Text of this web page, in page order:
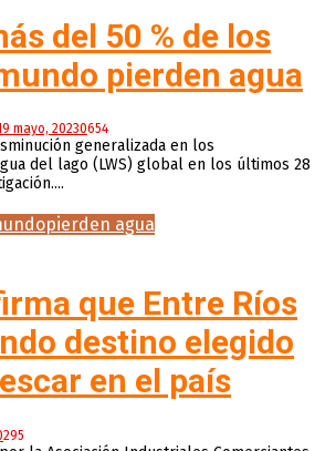
del 50 % de los
pierden agua
mayo, 20230654
generalizada en los
del lago (LWS) global en los últimos 28
pierden agua
que Entre Ríos
destino elegido
en el país
295